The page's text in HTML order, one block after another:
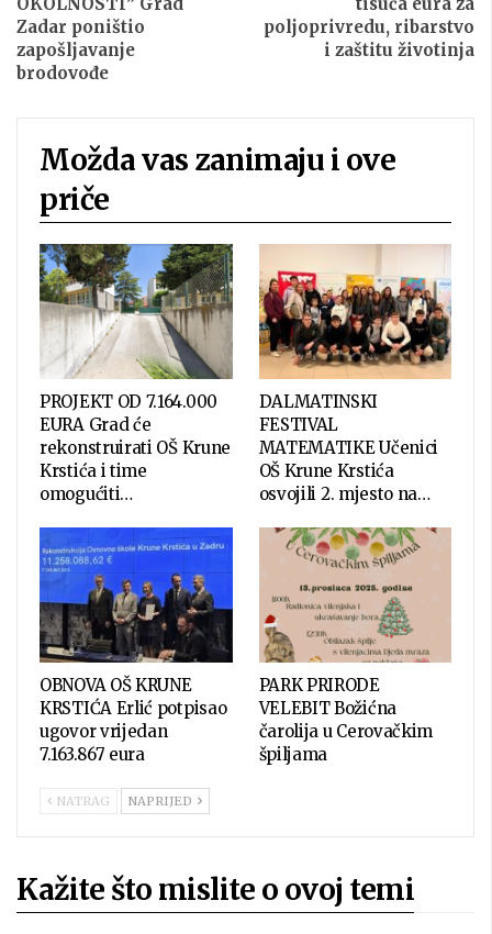
Zadar poništio
zapošljavanje
brodovođe
poljoprivredu, ribarstvo
i zaštitu životinja
Možda vas zanimaju i ove
priče
PROJEKT OD 7.164.000
EURA Grad će
rekonstruirati OŠ Krune
Krstića i time
omogućiti…
DALMATINSKI
FESTIVAL
MATEMATIKE Učenici
OŠ Krune Krstića
osvojili 2. mjesto na…
OBNOVA OŠ KRUNE
KRSTIĆA Erlić potpisao
ugovor vrijedan
7.163.867 eura
PARK PRIRODE
VELEBIT Božićna
čarolija u Cerovačkim
špiljama
NATRAG NAPRIJED
Kažite što mislite o ovoj temi